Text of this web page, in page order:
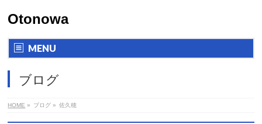
Otonowa
MENU
ブログ
HOME » ブログ » 佐久穂